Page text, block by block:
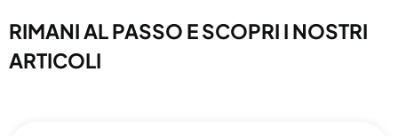
RIMANI AL PASSO E SCOPRI I NOSTRI
ARTICOLI